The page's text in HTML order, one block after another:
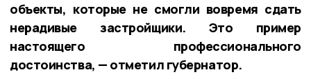
объекты, которые не смогли вовремя сдать
нерадивые застройщики. Это пример
настоящего профессионального
достоинства, — отметил губернатор.